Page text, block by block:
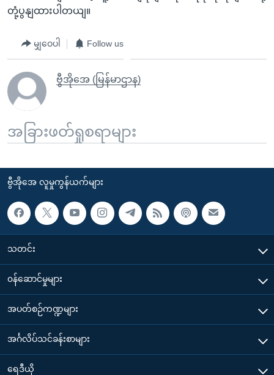
တုံ့ပွနျထားပါတယျ။
မျှဝေပါ Follow us
ဗွီအိုအေ (မြန်မာဌာန)
အခြားဖတ်ရှုစရာများ
ဗွီအိုအေ လူမှုကွန်ယက်များ
သတင်း
၀န်ဆောင်မှုများ
အပတ်စဉ်ကဏ္ဍများ
အင်္ဂလိပ်သင်ခန်းစာများ
ရေဒီယို